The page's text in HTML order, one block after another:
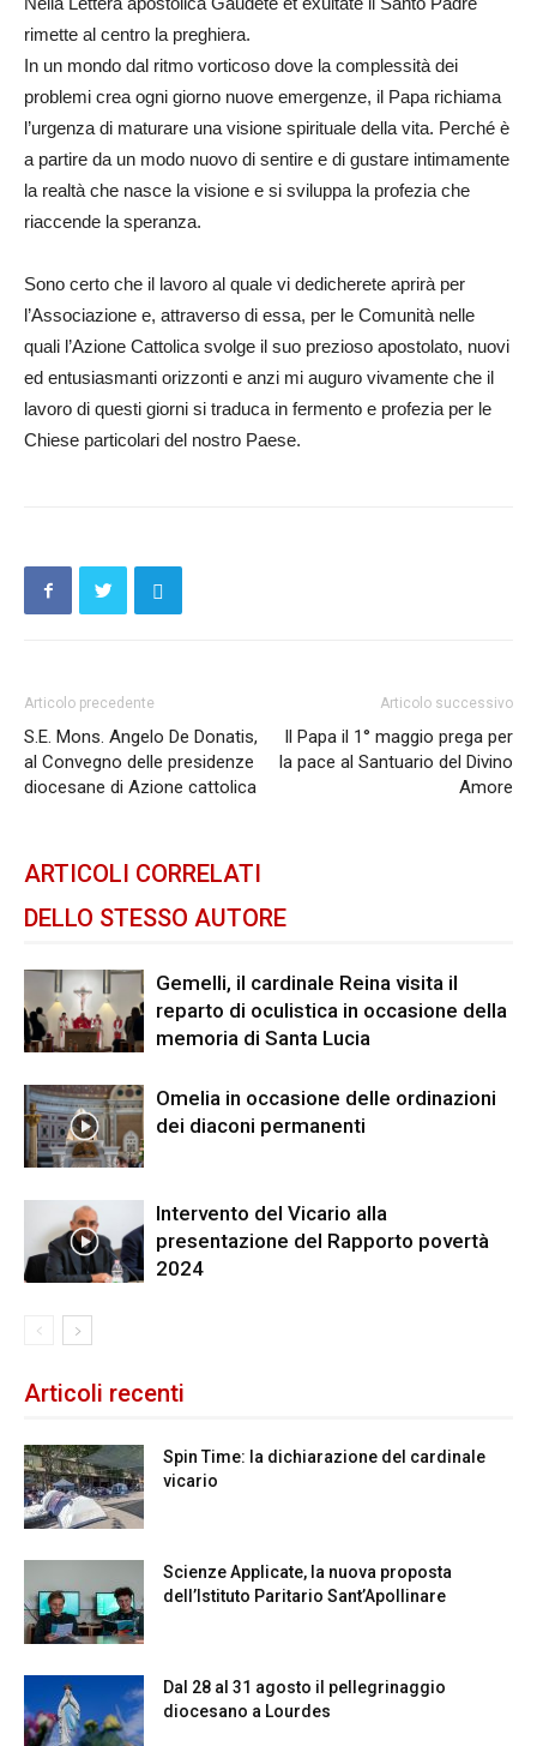
rimette al centro la preghiera.
In un mondo dal ritmo vorticoso dove la complessità dei
problemi crea ogni giorno nuove emergenze, il Papa richiama
l’urgenza di maturare una visione spirituale della vita. Perché è
a partire da un modo nuovo di sentire e di gustare intimamente
la realtà che nasce la visione e si sviluppa la profezia che
riaccende la speranza.
Sono certo che il lavoro al quale vi dedicherete aprirà per
l’Associazione e, attraverso di essa, per le Comunità nelle
quali l’Azione Cattolica svolge il suo prezioso apostolato, nuovi
ed entusiasmanti orizzonti e anzi mi auguro vivamente che il
lavoro di questi giorni si traduca in fermento e profezia per le
Chiese particolari del nostro Paese.
Articolo precedente
S.E. Mons. Angelo De Donatis,
al Convegno delle presidenze
diocesane di Azione cattolica
Articolo successivo
Il Papa il 1° maggio prega per
la pace al Santuario del Divino
Amore
ARTICOLI CORRELATI
DELLO STESSO AUTORE
Gemelli, il cardinale Reina visita il
reparto di oculistica in occasione della
memoria di Santa Lucia
Omelia in occasione delle ordinazioni
dei diaconi permanenti
Intervento del Vicario alla
presentazione del Rapporto povertà
2024
Articoli recenti
Spin Time: la dichiarazione del cardinale
vicario
Scienze Applicate, la nuova proposta
dell’Istituto Paritario Sant’Apollinare
Dal 28 al 31 agosto il pellegrinaggio
diocesano a Lourdes